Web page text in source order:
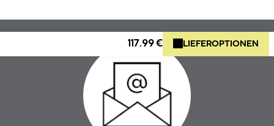
117.99 € LIEFEROPTIONEN